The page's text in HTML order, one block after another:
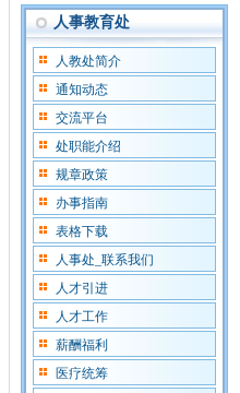
人事教育处
人教处简介
通知动态
交流平台
处职能介绍
规章政策
办事指南
表格下载
人事处_联系我们
人才引进
人才工作
薪酬福利
医疗统筹